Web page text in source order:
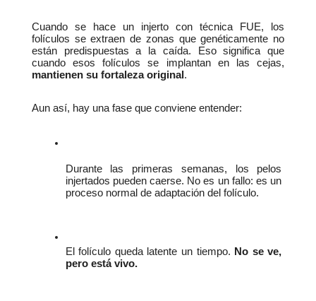
Cuando se hace un injerto con técnica FUE, los
folículos se extraen de zonas que genéticamente no
están predispuestas a la caída. Eso significa que
mantienen su fortaleza original .
Aun así, hay una fase que conviene entender:
Durante las primeras semanas, los pelos
injertados pueden caerse. No es un fallo: es un
proceso normal de adaptación del folículo.
El folículo queda latente un tiempo. No se ve,
pero está vivo.